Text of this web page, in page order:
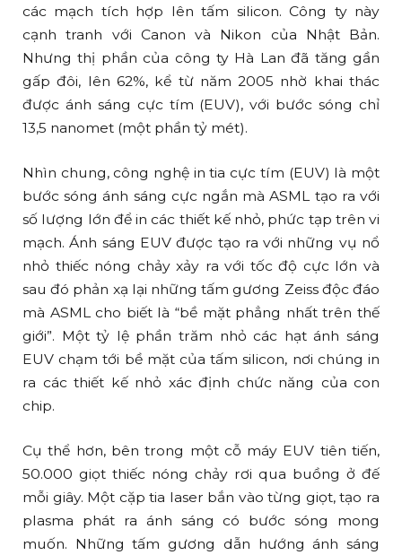
các mạch tích hợp lên tấm silicon. Công ty này
cạnh tranh với Canon và Nikon của Nhật Bản.
Nhưng thị phần của công ty Hà Lan đã tăng gần
gấp đôi, lên 62%, kể từ năm 2005 nhờ khai thác
được ánh sáng cực tím (EUV), với bước sóng chỉ
13,5 nanomet (một phần tỷ mét).
Nhìn chung, công nghệ in tia cực tím (EUV) là một
bước sóng ánh sáng cực ngắn mà ASML tạo ra với
số lượng lớn để in các thiết kế nhỏ, phức tạp trên vi
mạch. Ánh sáng EUV được tạo ra với những vụ nổ
nhỏ thiếc nóng chảy xảy ra với tốc độ cực lớn và
sau đó phản xạ lại những tấm gương Zeiss độc đáo
mà ASML cho biết là “bề mặt phẳng nhất trên thế
giới”. Một tỷ lệ phần trăm nhỏ các hạt ánh sáng
EUV chạm tới bề mặt của tấm silicon, nơi chúng in
ra các thiết kế nhỏ xác định chức năng của con
chip.
Cụ thể hơn, bên trong một cỗ máy EUV tiên tiến,
50.000 giọt thiếc nóng chảy rơi qua buồng ở đế
mỗi giây. Một cặp tia laser bắn vào từng giọt, tạo ra
plasma phát ra ánh sáng có bước sóng mong
muốn. Những tấm gương dẫn hướng ánh sáng